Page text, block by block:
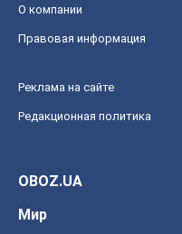
О компании
Правовая информация
Реклама на сайте
Редакционная политика
OBOZ.UA
Мир